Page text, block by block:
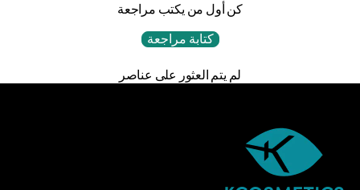
كن أول من يكتب مراجعة
كتابة مراجعة
لم يتم العثور على عناصر